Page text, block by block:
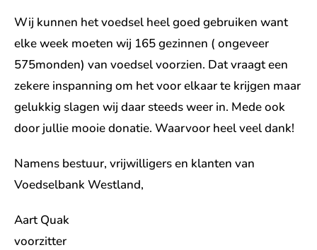
Wij kunnen het voedsel heel goed gebruiken want
elke week moeten wij 165 gezinnen ( ongeveer
575monden) van voedsel voorzien. Dat vraagt een
zekere inspanning om het voor elkaar te krijgen maar
gelukkig slagen wij daar steeds weer in. Mede ook
door jullie mooie donatie. Waarvoor heel veel dank!
Namens bestuur, vrijwilligers en klanten van
Voedselbank Westland,
Aart Quak
voorzitter